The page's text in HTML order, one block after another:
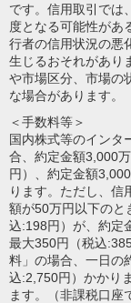
です。信用取引では
度となる可能性があ
行者の信用状況の悪
生じるおそれがあり
や市場区分、市場の
な場合があります。
＜手数料等＞
国内株式等のインタ
合、約定金額3,000
円）、約定金額
ります。ただし、信
額が50万円以下のと
込:198円）が、約定
最大350円（税込
料」の場合、一日の
込:2,750円）かかり
ます。（非課税口座